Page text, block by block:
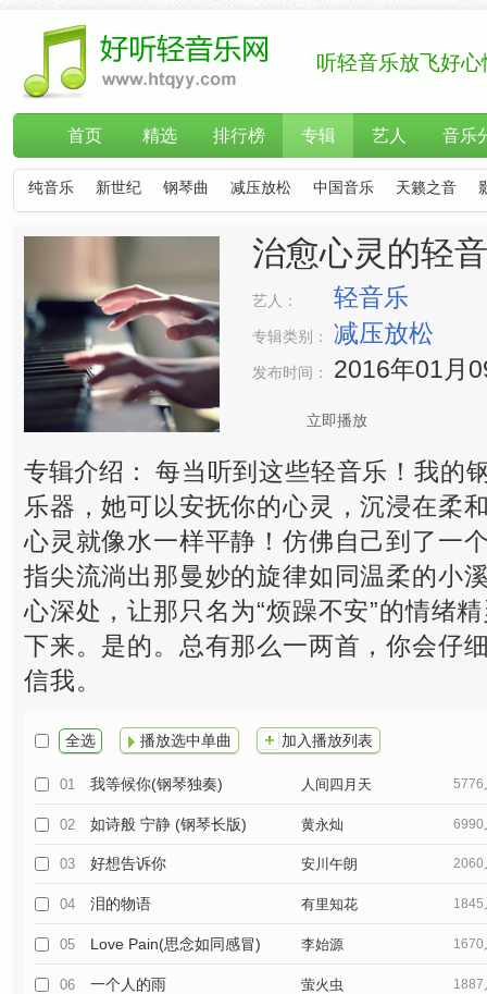
听轻音乐放飞好心
首页 精选 排行榜 专辑 艺人 音乐
纯音乐 新世纪 钢琴曲 减压放松 中国音乐 天籁之音
治愈心灵的轻
艺人： 轻音乐
专辑类别： 减压放松
发布时间： 2016年01月
立即播放
专辑介绍： 每当听到这些轻音乐！我的
乐器，她可以安抚你的心灵，沉浸在柔
心灵就像水一样平静！仿佛自己到了一
指尖流淌出那曼妙的旋律如同温柔的小
心深处，让那只名为“烦躁不安”的情绪
下来。是的。总有那么一两首，你会仔
信我。
全选 播放选中单曲 加入播放列表
01 我等候你(钢琴独奏) 人间四月天 5776
02 如诗般 宁静 (钢琴长版) 黄永灿 6990
03 好想告诉你 安川午朗 2060
04 泪的物语 有里知花 1845
05 Love Pain(思念如同感冒) 李始源 1670
06 一个人的雨 萤火虫 1887